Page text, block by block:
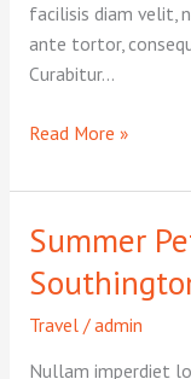
facilisis diam velit,
ante tortor,
Curabitur…
Signs
heat
in
dogs
Read More »
Summer
Travel/admin
Nullam imperdiet